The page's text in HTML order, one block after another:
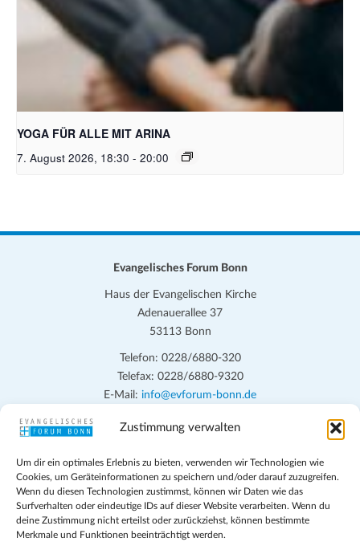
Zustimmung verwalten
Um dir ein optimales Erlebnis zu bieten, verwenden wir Technologien wie
Cookies, um Geräteinformationen zu speichern und/oder darauf zuzugreifen.
Wenn du diesen Technologien zustimmst, können wir Daten wie das
Surfverhalten oder eindeutige IDs auf dieser Website verarbeiten. Wenn du
deine Zustimmung nicht erteilst oder zurückziehst, können bestimmte
Merkmale und Funktionen beeinträchtigt werden.
Bild: Pixabay free
YOGA FÜR ALLE MIT ARINA
7. August 2026, 18:30 - 20:00
Evangelisches Forum Bonn
Haus der Evangelischen Kirche
Adenauerallee 37
53113 Bonn
Telefon: 0228/6880-320
Telefax: 0228/6880-9320
E-Mail: info@evforum-bonn.de
Das Evangelische Forum Bonn will in seinen zentralen
persönlichen, beruflichen, kirchlichen und öffentlichen Lebens
eingehen, zu offener Begegnung und ehrlicher Auseinandersetzung
anregen und mithelfen, aus der Verheißung des Evangeliums heraus
im individuellen und gesellschaftlichen Leben verantwortlich zu